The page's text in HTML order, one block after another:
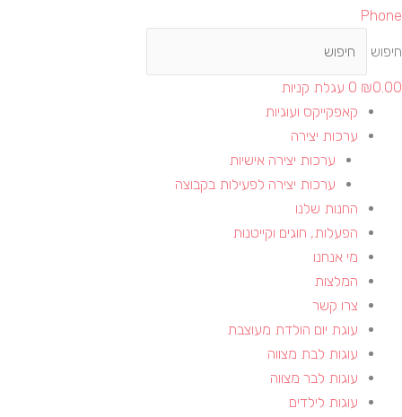
Phone
חיפוש
₪0.00
0 עגלת קניות
קאפקייקס ועוגיות
ערכות יצירה
ערכות יצירה אישיות
ערכות יצירה לפעילות בקבוצה
החנות שלנו
הפעלות, חוגים וקייטנות​
מי אנחנו
המלצות
צרו קשר
עוגת יום הולדת מעוצבת
עוגות לבת מצווה
עוגות לבר מצווה
עוגות לילדים